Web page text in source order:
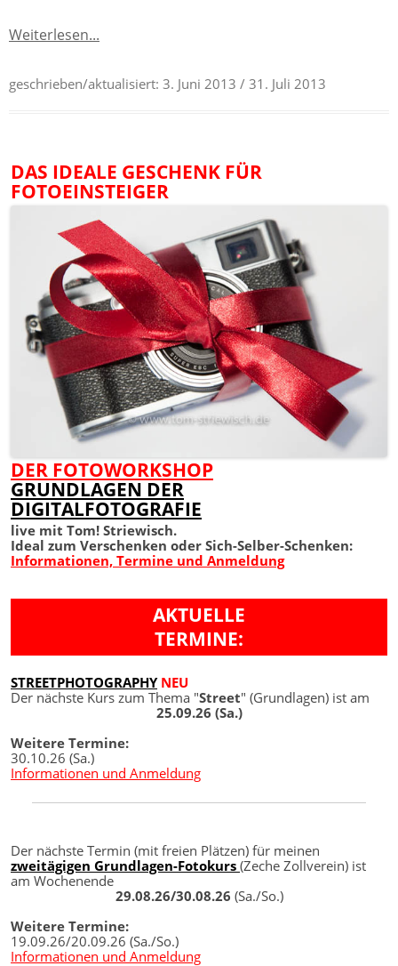
Weiterlesen...
geschrieben/aktualisiert: 3. Juni 2013 / 31. Juli 2013
DAS IDEALE GESCHENK FÜR
FOTOEINSTEIGER
DER FOTOWORKSHOP
GRUNDLAGEN DER
DIGITALFOTOGRAFIE
live mit Tom! Striewisch.
Ideal zum Verschenken oder Sich-Selber-Schenken:
Informationen, Termine und Anmeldung
AKTUELLE
TERMINE:
STREETPHOTOGRAPHY NEU
Der nächste Kurs zum Thema "Street" (Grundlagen) ist am
25.09.26 (Sa.)
Weitere Termine:
30.10.26 (Sa.)
Informationen und Anmeldung
Der nächste Termin (mit freien Plätzen) für meinen
zweitägigen Grundlagen-Fotokurs (Zeche Zollverein) ist
am Wochenende
29.08.26/30.08.26 (Sa./So.)
Weitere Termine:
19.09.26/20.09.26 (Sa./So.)
Informationen und Anmeldung